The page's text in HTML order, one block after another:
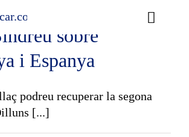
Toggle
Melero i Antoni
sobre
i Espanya
podreu recuperar la segona
[...]